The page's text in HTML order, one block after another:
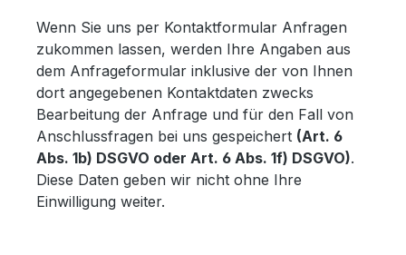
Wenn Sie uns per Kontaktformular Anfragen
zukommen lassen, werden Ihre Angaben aus
dem Anfrageformular inklusive der von Ihnen
dort angegebenen Kontaktdaten zwecks
Bearbeitung der Anfrage und für den Fall von
Anschlussfragen bei uns gespeichert (Art. 6
Abs. 1b) DSGVO oder Art. 6 Abs. 1f) DSGVO).
Diese Daten geben wir nicht ohne Ihre
Einwilligung weiter.